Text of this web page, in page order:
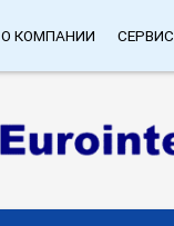
О КОМПАНИИ СЕРВИС